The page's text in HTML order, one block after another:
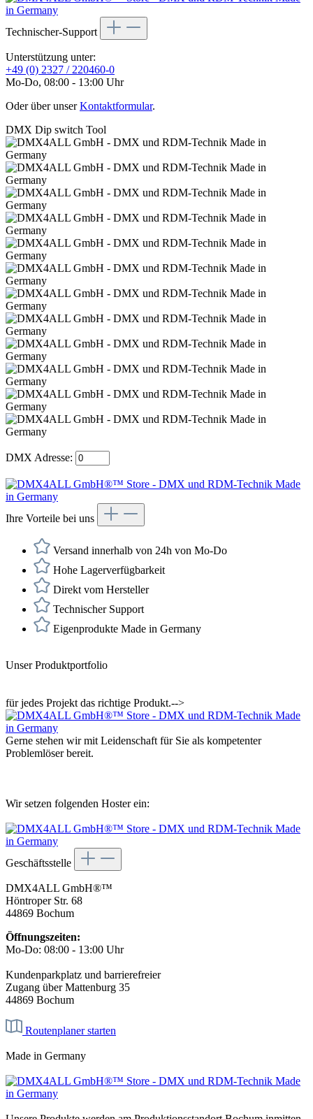
Technischer-Support
Unterstützung unter:
+49 (0) 2327 / 220460-0
Mo-Do, 08:00 - 13:00 Uhr
Oder über unserKontaktformular.
DMX Dip switch Tool
DMX Adresse:
Ihre Vorteile bei uns
Versand innerhalb von 24h von Mo-Do
Hohe Lagerverfügbarkeit
Direkt vom Hersteller
Technischer Support
Eigenprodukte Made in Germany
Unser Produktportfolio
für jedes Projekt das richtige Produkt.-->
Gerne stehen wir mit Leidenschaft für Sie als kompetenter
Problemlöser bereit.
Wir setzen folgenden Hoster ein:
Geschäftsstelle
DMX4ALL GmbH®™
Höntroper Str. 68
44869 Bochum
Öffnungszeiten:
Mo-Do: 08:00 - 13:00 Uhr
Kundenparkplatz und barrierefreier
Zugang über Mattenburg 35
44869 Bochum
Routenplaner starten
Made in Germany